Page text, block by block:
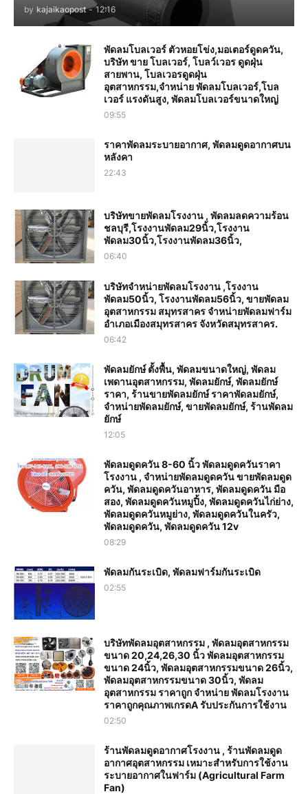
by kajaikaopost - 12:16
พัดลมโบลเวอร์ ตัวหอยโข่ง,มอเตอร์ดูดควัน,
บริษัท ขาย โบลเวอร์, โบลว์เวอร ดูดฝุ่น
สายพาน, โบลเวอรดูดฝุ่น
อุตสาหกรรม,จำหน่าย พัดลมโบลเวอร์,โบล
เวอร์ แรงดันสูง, พัดลมโบลเวอร์ขนาดใหญ่
09:55
ราคาพัดลมระบายอากาศ, พัดลมดูดอากาศบน
หลังคา
22:43
บริษัทขายพัดลมโรงงาน , พัดลมลดความร้อน
ชลบุรี,โรงงานพัดลม29นิ้ว,โรงงาน
พัดลม30นิ้ว,โรงงานพัดลม36นิ้ว,
06:40
บริษัทจำหน่ายพัดลมโรงงาน ,โรงงาน
พัดลม50นิ้ว, โรงงานพัดลม56นิ้ว, ขายพัดลม
อุตสาหกรรม สมุทรสาคร จำหน่ายพัดลมฟาร์ม
อำเภอเมืองสมุทรสาคร จังหวัดสมุทรสาคร.
06:42
พัดลมยักษ์ ตั้งพื้น, พัดลมขนาดใหญ่, พัดลม
เพดานอุตสาหกรรม, พัดลมยักษ์, พัดลมยักษ์
ราคา, ร้านขายพัดลมยักษ์ ราคาพัดลมยักษ์,
จำหน่ายพัดลมยักษ์, ขายพัดลมยักษ์, ร้านพัดลม
ยักษ์
12:05
พัดลมดูดควัน 8-60 นิ้ว พัดลมดูดควันราคา
โรงงาน , จำหน่ายพัดลมดูดควัน ขายพัดลมดูด
ควัน, พัดลมดูดควันอาหาร, พัดลมดูดควัน มือ
สอง, พัดลมดูดควันหมูปิ้ง, พัดลมดูดควันไก่ย่าง,
พัดลมดูดควันหมูย่าง, พัดลมดูดควันในครัว,
พัดลมดูดควัน, พัดลมดูดควัน 12v
08:29
พัดลมกันระเบิด, พัดลมฟาร์มกันระเบิด
02:55
บริษัทพัดลมอุตสาหกรรม , พัดลมอุตสาหกรรม
ขนาด 20,24,26,30 นิ้ว พัดลมอุตสาหกรรม
ขนาด 24นิ้ว, พัดลมอุตสาหกรรมขนาด 26นิ้ว,
พัดลมอุตสาหกรรมขนาด 30นิ้ว, พัดลม
อุตสาหกรรม ราคาถูก จำหน่าย พัดลมโรงงาน
ราคาถูกคุณภาพเกรดA รับประกันการใช้งาน‎
02:50
ร้านพัดลมดูดอากาศโรงงาน , ร้านพัดลมดูด
อากาศอุตสาหกรรม เหมาะสำหรับการใช้งาน
ระบายอากาศในฟาร์ม (Agricultural Farm
Fan)